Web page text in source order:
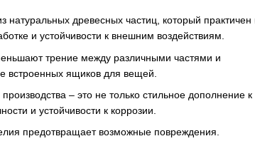
натуральных древесных частиц, который практичен
и устойчивости к внешним воздействиям.
трение между различными частями и
встроенных ящиков для вещей.
производства – это не только стильное дополнение к
и устойчивости к коррозии.
предотвращает возможные повреждения.